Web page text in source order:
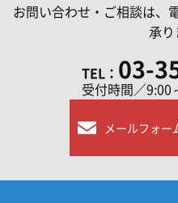
お問い合わせ・ご相談は、
承り
TEL： 03-
受付時間／9:00
メールフォー